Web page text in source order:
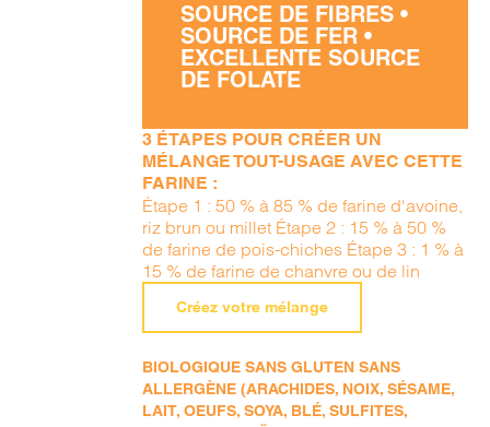
SOURCE DE FIBRES •
SOURCE DE FER •
EXCELLENTE SOURCE
DE FOLATE
3 ÉTAPES POUR CRÉER UN
MÉLANGE TOUT-USAGE AVEC CETTE
FARINE :
Étape 1 : 50 % à 85 % de farine d'avoine,
riz brun ou millet Étape 2 : 15 % à 50 %
de farine de pois-chiches Étape 3 : 1 % à
15 % de farine de chanvre ou de lin
Créez votre mélange
BIOLOGIQUE SANS GLUTEN SANS
ALLERGÈNE (ARACHIDES, NOIX, SÉSAME,
LAIT, OEUFS, SOYA, BLÉ, SULFITES,